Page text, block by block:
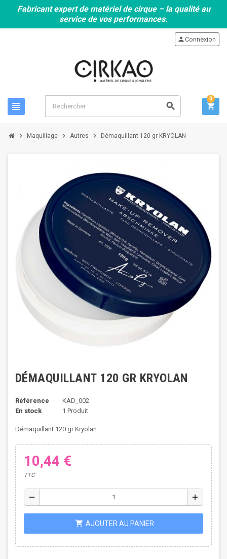
Fabricant expert de matériel de cirque – la qualité au
service de vos performances.
view_headline search
personConnexion
shopping_cart
0
chevron_right Maquillage chevron_right Autres chevron_right Démaquillant 120 gr KRYOLAN
DÉMAQUILLANT 120 GR KRYOLAN
Référence
KAD_002
En stock
1 Produit
Démaquillant 120 gr Kryolan
10,44 €
TTC
remove add
shopping_cart AJOUTER AU PANIER